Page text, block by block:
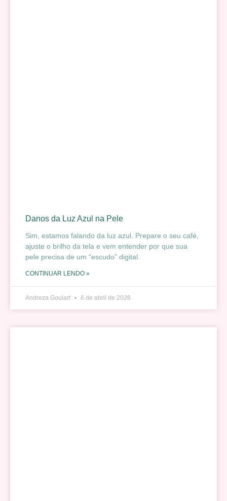
Danos da Luz Azul na Pele
Sim, estamos falando da luz azul. Prepare o seu café,
ajuste o brilho da tela e vem entender por que sua
pele precisa de um “escudo” digital.
CONTINUAR LENDO »
Andreza Goulart 6 de abril de 2026